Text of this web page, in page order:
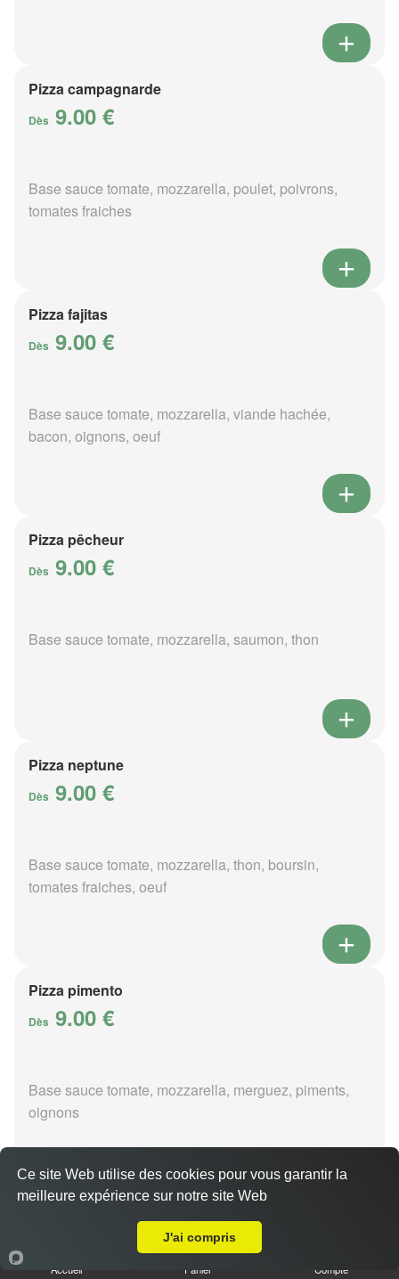
Pizza campagnarde
Dès 9.00 €
Base sauce tomate, mozzarella, poulet, poivrons,
tomates fraiches
Pizza fajitas
Dès 9.00 €
Base sauce tomate, mozzarella, viande hachée,
bacon, oignons, oeuf
Pizza pêcheur
Dès 9.00 €
Base sauce tomate, mozzarella, saumon, thon
Pizza neptune
Dès 9.00 €
Base sauce tomate, mozzarella, thon, boursin,
tomates fraiches, oeuf
Pizza pimento
Dès 9.00 €
Base sauce tomate, mozzarella, merguez, piments,
oignons
Accueil Panier Compte
Ce site Web utilise des cookies pour vous garantir la
meilleure expérience sur notre site Web
J'ai compris